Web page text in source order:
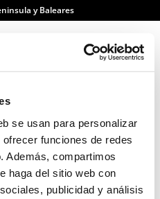
se usan para personalizar
funciones de redes
Además, compartimos
haga del sitio web con
publicidad y análisis
y Baleares